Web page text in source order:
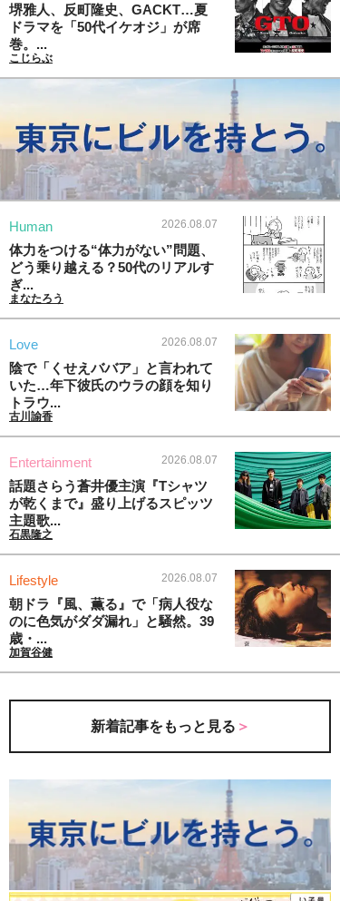
堺雅人、反町隆史、GACKT…夏
ドラマを「50代イケオジ」が席
巻。...
こじらぶ
Human 2026.08.07
体力をつける“体力がない”問題、
どう乗り越える？50代のリアルす
ぎ...
まなたろう
Love 2026.08.07
陰で「くせえババア」と言われて
いた…年下彼氏のウラの顔を知り
トラウ...
古川諭香
Entertainment 2026.08.07
話題さらう蒼井優主演『Tシャツ
が乾くまで』盛り上げるスピッツ
主題歌...
石黒隆之
Lifestyle 2026.08.07
朝ドラ『風、薫る』で「病人役な
のに色気がダダ漏れ」と騒然。39
歳・...
加賀谷健
新着記事をもっと見る